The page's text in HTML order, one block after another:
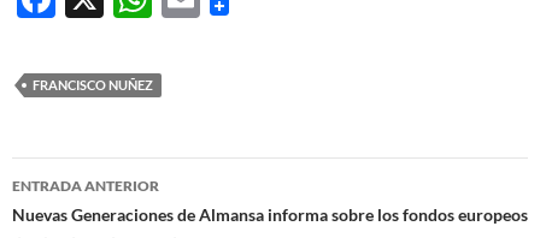
e
b
o
o
k
at
s
A
p
p
FRANCISCO NUÑEZ
Navegación
de
ENTRADA ANTERIOR
Nuevas Generaciones de Almansa informa sobre los fondos europeos